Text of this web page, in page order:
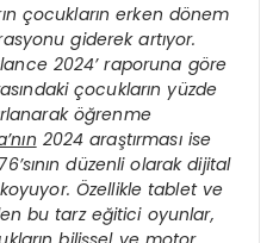
çocukların erken dönem
giderek artıyor.
2024’ raporuna göre
çocukların yüzde
öğrenme
2024 araştırması ise
düzenli olarak dijital
Özellikle tablet ve
bu tarz eğitici oyunlar,